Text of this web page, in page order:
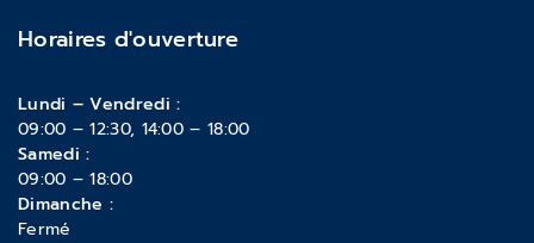
Horaires d'ouverture
Lundi – Vendredi :
09:00 – 12:30, 14:00 – 18:00
Samedi :
09:00 – 18:00
Dimanche :
Fermé